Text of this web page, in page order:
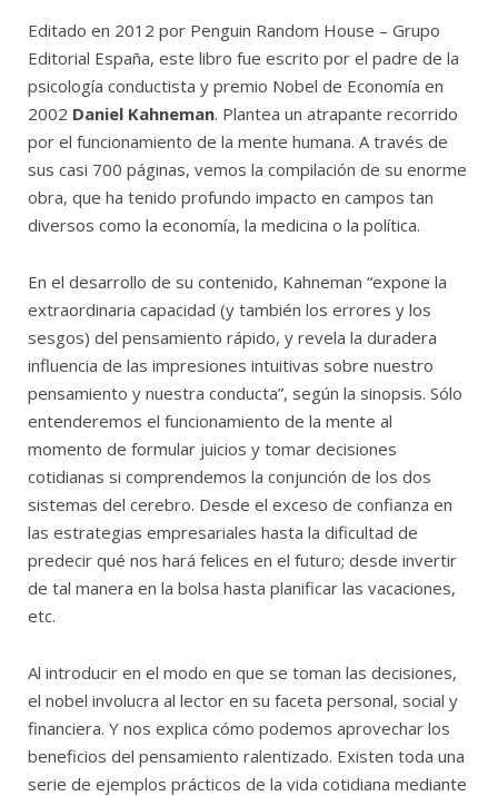
Editado en 2012 por Penguin Random House – Grupo
Editorial España, este libro fue escrito por el padre de la
psicología conductista y premio Nobel de Economía en
2002 Daniel Kahneman. Plantea un atrapante recorrido
por el funcionamiento de la mente humana. A través de
sus casi 700 páginas, vemos la compilación de su enorme
obra, que ha tenido profundo impacto en campos tan
diversos como la economía, la medicina o la política.
En el desarrollo de su contenido, Kahneman “expone la
extraordinaria capacidad (y también los errores y los
sesgos) del pensamiento rápido, y revela la duradera
influencia de las impresiones intuitivas sobre nuestro
pensamiento y nuestra conducta”, según la sinopsis. Sólo
entenderemos el funcionamiento de la mente al
momento de formular juicios y tomar decisiones
cotidianas si comprendemos la conjunción de los dos
sistemas del cerebro. Desde el exceso de confianza en
las estrategias empresariales hasta la dificultad de
predecir qué nos hará felices en el futuro; desde invertir
de tal manera en la bolsa hasta planificar las vacaciones,
etc.
Al introducir en el modo en que se toman las decisiones,
el nobel involucra al lector en su faceta personal, social y
financiera. Y nos explica cómo podemos aprovechar los
beneficios del pensamiento ralentizado. Existen toda una
serie de ejemplos prácticos de la vida cotidiana mediante